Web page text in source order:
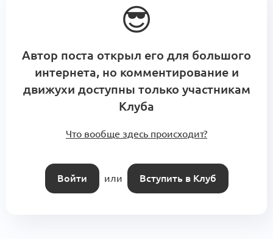
😎
Автор поста открыл его для большого
интернета, но комментирование и
движухи доступны только участникам
Клуба
Что вообще здесь происходит?
Войти или Вступить в Клуб